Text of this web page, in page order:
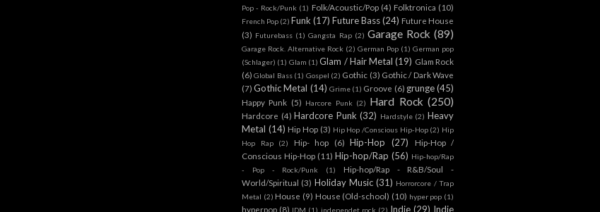
Pop - Rock/Punk (1) Folk/Acoustic/Pop (4) Folktronica (10)
French Pop (2) Funk (17) Future Bass(24) Future House
(3) Futurebass (1) Gangsta Rap (2) Garage Rock (89)
Garage Rock. Alternative Rock (2) German Pop (1) German pop
(Schlager) (1) Glam (1) Glam / Hair Metal (19) Glam Rock
(6) Global Bass (1) Gospel (2) Gothic (3) Gothic / Dark Wave
(7) Gothic Metal (14) Grime (1) Groove (6) grunge (45)
Happy Punk (5) Harcore Punk (2) Hard Rock (250)
Hardcore (4) Hardcore Punk (32) Hardstyle (2) Heavy
Metal (14) Hip Hop (3) Hip Hop /Conscious Hip-Hop (2) Hip
Hop Rap
(2) Hip- hop (6) Hip-Hop (27)
Hip-Hop /
Conscious Hip-Hop (11) Hip-hop/Rap (56) Hip-hop/Rap
- Pop - Rock/Punk
(1)
Hip-hop/Rap - R&B/Soul -
World/Spiritual (3) Holiday Music (31) Horrorcore / Trap
Metal (2) House (9) House (Old-school) (10) hyper pop (1)
hyperpop (8) IDM (1) independet rock (2) Indie (29) Indie